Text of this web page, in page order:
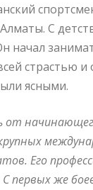
С
начал
страстью
ясными.
от
Его
первых же